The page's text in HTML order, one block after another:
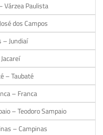
Várzea Paulista
dos Campos
– Jundiaí
– Taubaté
– Franca
– Teodoro Sampaio
– Campinas